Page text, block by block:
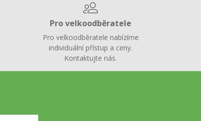
Pro velkoodběratele
Pro velkoodběratele nabízíme
individuální přístup a ceny.
Kontaktujte nás.